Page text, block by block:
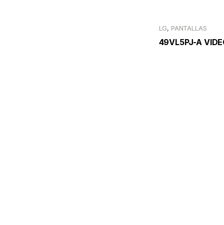
LG, PANTALLAS
49VL5PJ-A